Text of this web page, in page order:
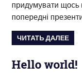
придумувати
попередні
ЧИТАТЬ ДАЛЕЕ
Hello world!